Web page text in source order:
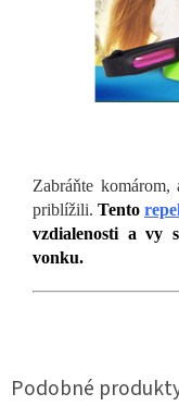
Zabráňte
priblížili. Tento
vzdialenosti a vy
vonku.